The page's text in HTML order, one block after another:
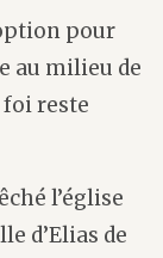
pour
au milieu de
reste
l’église
d’Elias de